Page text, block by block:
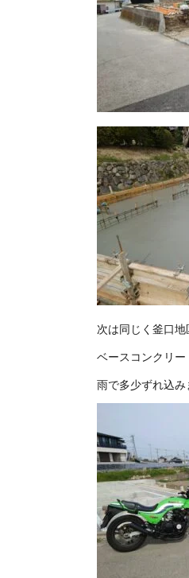
次は同じく釜口地
ベースコンクリ
雨で多少ずれ込み